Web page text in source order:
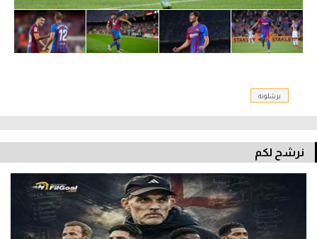
برشلونة
نرشح لكم